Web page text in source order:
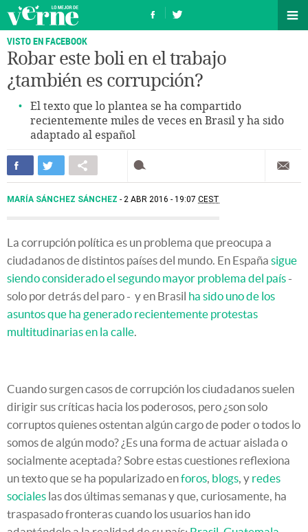
VISTO EN FACEBOOK
Robar este boli en el trabajo
¿también es corrupción?
El texto que lo plantea se ha compartido
recientemente miles de veces en Brasil y ha sido
adaptado al español
MARÍA SÁNCHEZ SÁNCHEZ 2 ABR 2016 - 19:07 CEST
La corrupción política es un problema que preocupa a
ciudadanos de distintos países del mundo. En España sigue
siendo considerado el segundo mayor problema del país-
solo por detrás del paro - y en Brasil ha sido uno de los
asuntos que ha generado recientemente protestas
multitudinarias en la calle.
Cuando surgen casos de corrupción los ciudadanos suelen
dirigir sus críticas hacia los poderosos, pero ¿son solo
corruptos quienes ostentan algún cargo de poder o todos lo
somos de algún modo? ¿Es una forma de actuar aislada o
socialmente aceptada? Sobre estas cuestiones reflexiona
un texto que se ha popularizado enforos, blogs, y redes
sociales las dos últimas semanas y que, curiosamente, ha
traspasado fronteras cuando los usuarios han ido